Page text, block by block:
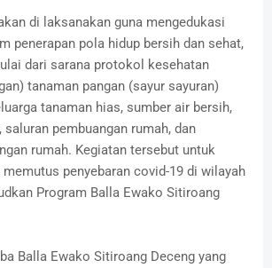
di laksanakan guna mengedukasi
penerapan pola hidup bersih dan sehat,
dari sarana protokol kesehatan
tanaman pangan (sayur sayuran)
tanaman hias, sumber air bersih,
saluran pembuangan rumah, dan
rumah. Kegiatan tersebut untuk
penyebaran covid-19 di wilayah
Program Balla Ewako Sitiroang
Balla Ewako Sitiroang Deceng yang